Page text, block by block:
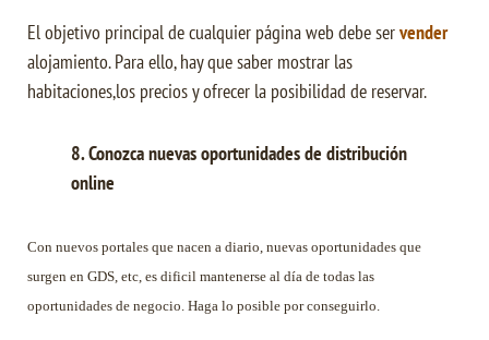
El objetivo principal de cualquier página web debe servender
alojamiento. Para ello, hay que saber mostrar las
habitaciones,los precios y ofrecer la posibilidad de reservar.
8. Conozca nuevas oportunidades de distribución
online
Con nuevos portales que nacen a diario, nuevas oportunidades que
surgen en GDS, etc, es dificil mantenerse al día de todas las
oportunidades de negocio. Haga lo posible por conseguirlo.